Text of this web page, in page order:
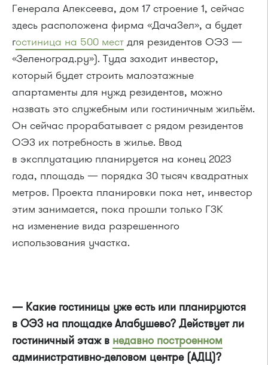
Генерала Алексеева, дом 17 строение 1, сейчас
здесь расположена фирма «ДачаЗел», а будет
гостиница на 500 мест для резидентов ОЭЗ —
«Зеленоград.ру»). Туда заходит инвестор,
который будет строить малоэтажные
апартаменты для нужд резидентов, можно
назвать это служебным или гостиничным жильём.
Он сейчас прорабатывает с рядом резидентов
ОЭЗ их потребность в жилье. Ввод
в эксплуатацию планируется на конец 2023
года, площадь — порядка 30 тысяч квадратных
метров. Проекта планировки пока нет, инвестор
этим занимается, пока прошли только ГЗК
на изменение вида разрешенного
использования участка.
— Какие гостиницы уже есть или планируются
в ОЭЗ на площадке Алабушево? Действует ли
гостиничный этаж в недавно построенном
административно-деловом центре (АДЦ)?